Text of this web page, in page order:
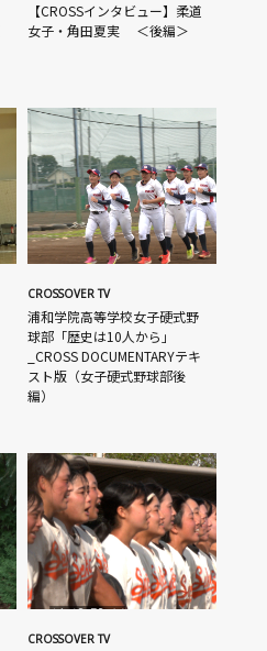
【CROSSインタビュー】柔道
女子・角田夏実 ＜後編＞
CROSSOVER TV
浦和学院高等学校女子硬式野
球部「歴史は10人から」
_CROSS DOCUMENTARYテキ
スト版（女子硬式野球部後
編）
CROSSOVER TV